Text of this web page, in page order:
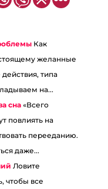
Как
желанные
типа
на...
сна «Всего
повлиять на
перееданию.
даже...
Ловите
чтобы все